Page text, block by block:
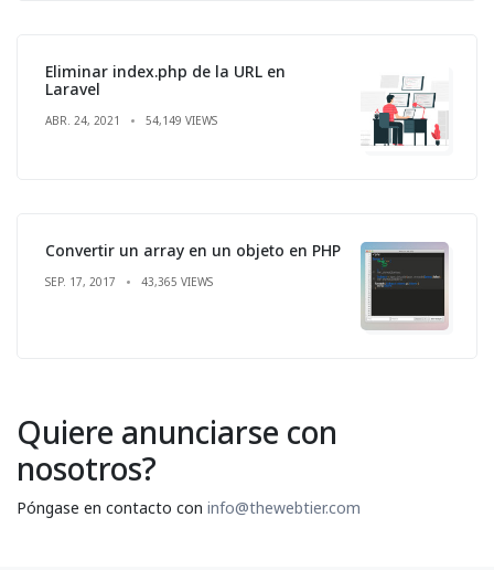
Eliminar index.php de la URL en
Laravel
ABR. 24, 2021 54,149 VIEWS
Convertir un array en un objeto en PHP
SEP. 17, 2017 43,365 VIEWS
Quiere anunciarse con
nosotros?
Póngase en contacto con info@thewebtier.com